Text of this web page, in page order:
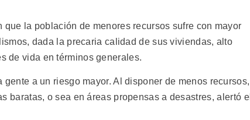
la población de menores recursos sufre con mayor
dada la precaria calidad de sus viviendas, alto
de vida en términos generales.
gente a un riesgo mayor. Al disponer de menos recursos,
baratas, o sea en áreas propensas a desastres, alertó el